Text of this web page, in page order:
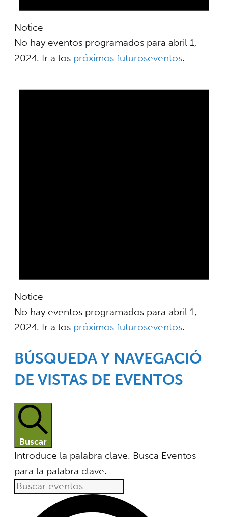
Notice
No hay eventos programados para abril 1,
2024. Ir a los próximos futuroseventos.
Notice
No hay eventos programados para abril 1,
2024. Ir a los próximos futuroseventos.
BÚSQUEDA Y NAVEGACIÓ
DE VISTAS DE EVENTOS
Buscar
Introduce la palabra clave. Busca Eventos
para la palabra clave.